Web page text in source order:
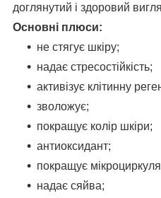
доглянутий і здоровий
Основні плюси:
не стягує шкіру;
надає стресостійкість;
активізує клітинну
зволожує;
покращує колір шкіри;
антиоксидант;
покращує
надає сяйва;